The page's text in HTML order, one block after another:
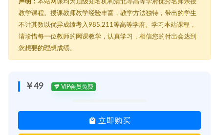
声明： 本站网课均为顶级知名机构清北等高等学府优秀名师亲授
教学课程。授课教师教学经验丰富，教学方法独特，带出的学生
不计其数以优异成绩考入985,211等高等学府。学习本站课程，
请珍惜每一位教师的网课教学，认真学习，相信您的付出会达到
您想要的理想成绩。
￥49 VIP会员免费
立即购买